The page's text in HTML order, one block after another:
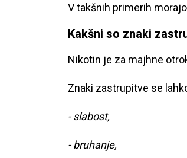
V takšnih primerih
Kakšni so znaki
Nikotin je za majhne
Znaki zastrupitve se
- slabost,
- bruhanje,